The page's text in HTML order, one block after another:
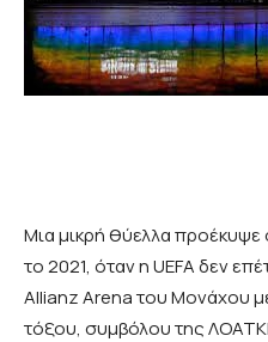
Μια μικρή θύελλα προέκυψε
το 2021, όταν η UEFA δεν
Allianz Arena του Μονάχου
τόξου, συμβόλου της